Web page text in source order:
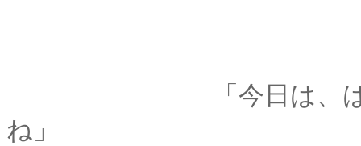
「今日は、はじめて
ね」